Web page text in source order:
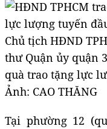
Chủ tịch HĐND
thư Quận ủy quận
quà trao tặng lực
Ảnh: CAO THĂNG
Tại phường 12